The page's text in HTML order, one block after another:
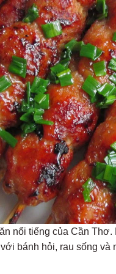
nổi tiếng của Cần
bánh hỏi, rau sống và